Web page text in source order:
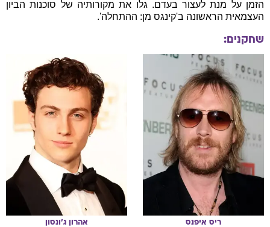
הזמן על מנת לעצור בעדם. גלו את מקורותיה של סוכנות הביון
העצמאית הראשונה ב'קינגס מן: ההתחלה'.
שחקנים:
ריס איפנס אהרון ג'ונסון